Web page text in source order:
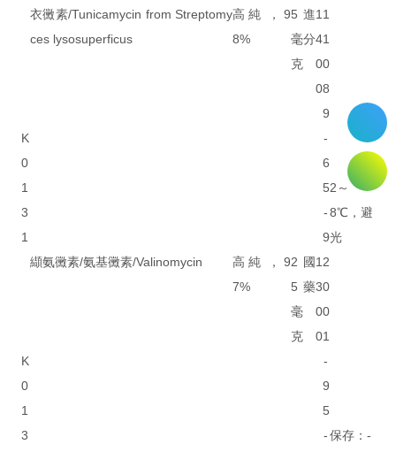
K
0
1
3
1
衣黴素/Tunicamycin from Streptomy
ces lysosuperficus
高純，9
8%
5
毫
克
進
分
1
4
0
0
1
1
0
8
9
-
6
5
-
9
2～
8℃，避
光
K
0
1
3
纈氨黴素/氨基黴素/Valinomycin
高純，9
7%
2
5
毫
克
國
藥
1
3
0
0
2
0
0
1
-
9
5
-保存：-